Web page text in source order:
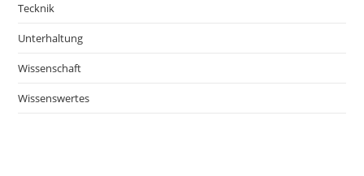
Tecknik
Unterhaltung
Wissenschaft
Wissenswertes